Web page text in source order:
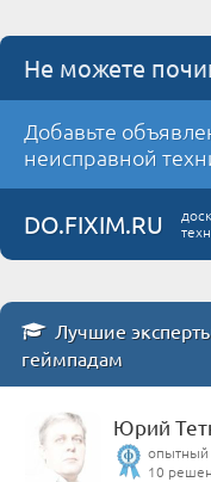
Не можете
Добавьте
неисправной
DO.FIXIM.RU
Лучшие
геймпадам
Юрий
опытный
10